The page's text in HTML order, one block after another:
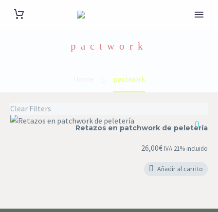
pactwork
pactwork
Clear Filters
Retazos
Retazos en patchwork de peletería
26,00€ IVA 21% incluido
Añadir al carrito